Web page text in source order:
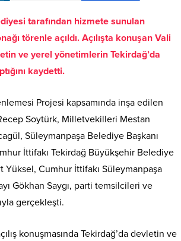
tarafından hizmete sunulan
törenle açıldı. Açılışta konuşan Vali
ve yerel yönetimlerin Tekirdağ’da
kaydetti.
Projesi kapsamında inşa edilen
Recep Soytürk, Milletvekilleri Mestan
Süleymanpaşa Belediye Başkanı
İttifakı Tekirdağ Büyükşehir Belediye
Yüksel, Cumhur İttifakı Süleymanpaşa
Gökhan Saygı, parti temsilcileri ve
gerçekleşti.
konuşmasında Tekirdağ’da devletin ve